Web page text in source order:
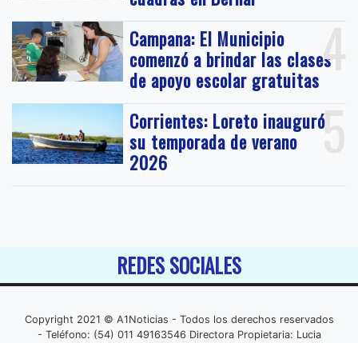
4
Campana: El Municipio
comenzó a brindar las clases
de apoyo escolar gratuitas
5
Corrientes: Loreto inauguró
su temporada de verano
2026
REDES SOCIALES
Copyright 2021 © A1Noticias - Todos los derechos reservados
- Teléfono: (54) 011 49163546 Directora Propietaria: Lucia